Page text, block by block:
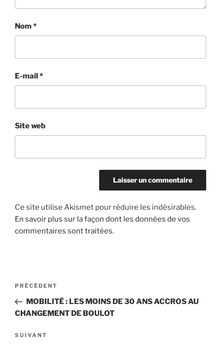
Nom*
E-mail*
Site web
Ce site utilise Akismet pour réduire les indésirables.
En savoir plus sur la façon dont les données de vos
commentaires sont traitées.
PRÉCÉDENT
MOBILITÉ : LES MOINS DE 30 ANS ACCROS AU
CHANGEMENT DE BOULOT
SUIVANT